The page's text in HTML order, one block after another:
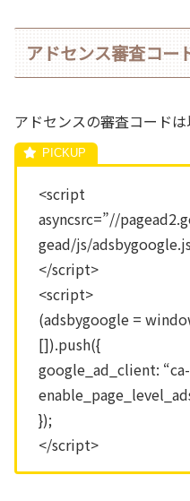
アドセンス審査コー
アドセンスの審査コードは
<script
asyncsrc=”//
gead/js/
</script>
<script>
(adsbygoogle =
[]).push({
google_ad_client:
});
</script>